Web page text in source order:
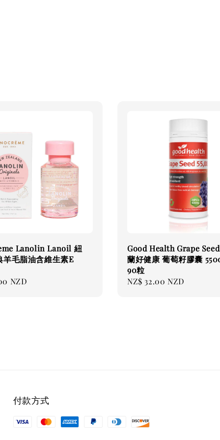
Lanolin Lanoil 紐
羊毛脂油含維生素E
NZD
Good Health Grape
蘭好健康 葡萄籽膠囊
90粒
Regular
NZ$ 32.00 NZD
付款方式